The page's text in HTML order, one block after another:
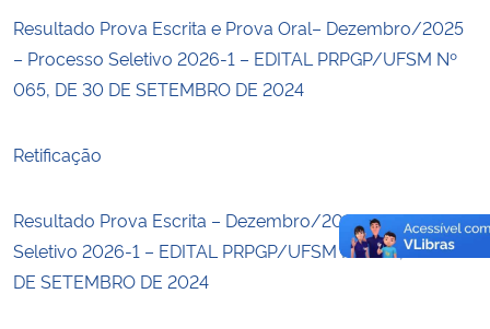
Resultado Prova Escrita e Prova Oral– Dezembro/2025
– Processo Seletivo 2026-1 – EDITAL PRPGP/UFSM Nº
065, DE 30 DE SETEMBRO DE 2024
Retificação
Resultado Prova Escrita – Dezembro/2025 – Processo
Seletivo 2026-1 – EDITAL PRPGP/UFSM Nº 065, DE 30
DE SETEMBRO DE 2024